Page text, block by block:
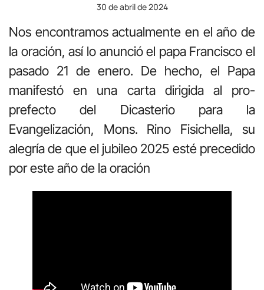
30 de abril de 2024
Nos encontramos actualmente en el año de
la oración, así lo anunció el papa Francisco el
pasado 21 de enero. De hecho, el Papa
manifestó en una carta dirigida al pro-
prefecto del Dicasterio para la
Evangelización, Mons. Rino Fisichella, su
alegría de que el jubileo 2025 esté precedido
por este año de la oración